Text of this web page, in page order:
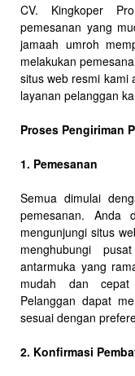
CV. Kingkoper
pemesanan yang
jamaah umroh
melakukan
situs web resmi kami
layanan pelanggan
Proses Pengiriman
1. Pemesanan
Semua dimulai
pemesanan. Anda
mengunjungi situs
menghubungi
antarmuka yang
mudah dan cepat
Pelanggan dapat
sesuai dengan
2. Konfirmasi